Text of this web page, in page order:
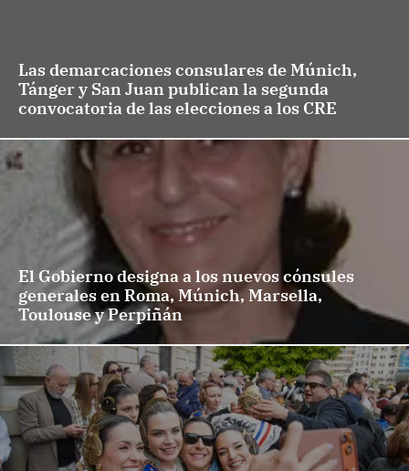
Las demarcaciones consulares de Múnich,
Tánger y San Juan publican la segunda
convocatoria de las elecciones a los CRE
El Gobierno designa a los nuevos cónsules
generales en Roma, Múnich, Marsella,
Toulouse y Perpiñán